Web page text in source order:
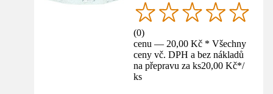
(0)
cenu — 20,00 Kč * Všechny
ceny vč. DPH a bez nákladů
na přepravu za ks20,00 Kč*/
ks